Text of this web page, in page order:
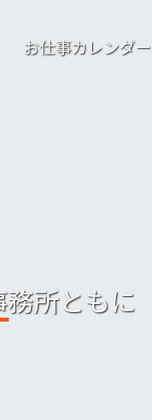
お仕事カレンダー
所ともに